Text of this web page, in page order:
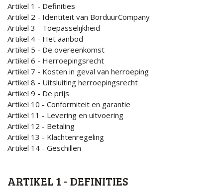
Artikel 1 - Definities
Artikel 2 - Identiteit van BorduurCompany
Artikel 3 - Toepasselijkheid
Artikel 4 - Het aanbod
Artikel 5 - De overeenkomst
Artikel 6 - Herroepingsrecht
Artikel 7 - Kosten in geval van herroeping
Artikel 8 - Uitsluiting herroepingsrecht
Artikel 9 - De prijs
Artikel 10 - Conformiteit en garantie
Artikel 11 - Levering en uitvoering
Artikel 12 - Betaling
Artikel 13 - Klachtenregeling
Artikel 14 - Geschillen
ARTIKEL 1 - DEFINITIES